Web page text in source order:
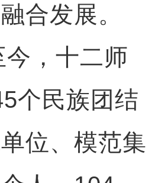
合发展。
，十二师
个民族团结
位、模范集